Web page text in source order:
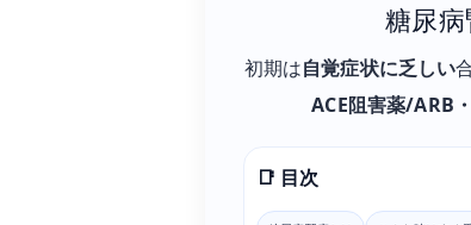
糖尿
初期は自覚症状に乏しい
ACE阻害薬/ARB
📑 目次